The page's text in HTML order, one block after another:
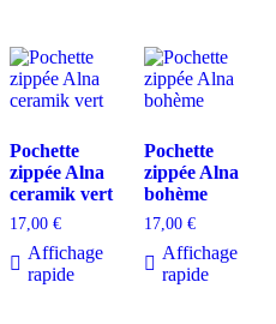
Pochette
zippée Alna
ceramik vert
17,00 €
Affichage
rapide
Pochette
zippée Alna
bohème
17,00 €
Affichage
rapide